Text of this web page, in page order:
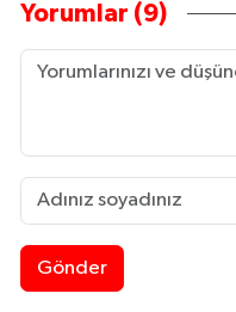
Yorumlar (9)
Gönder